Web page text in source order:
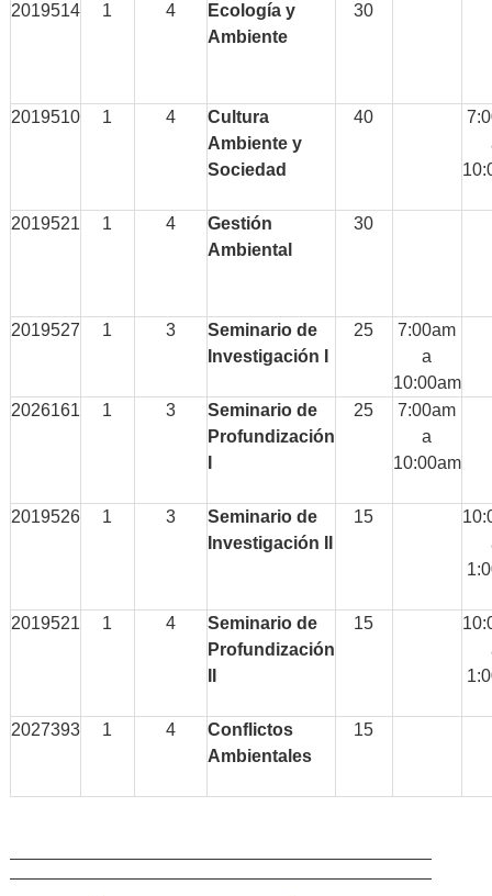
2019514 1 4
Ecología y
Ambiente
30
2019510 1 4
Cultura
Ambiente y
Sociedad
40
2019521 1 4
Gestión
Ambiental
30
2019527 1 3
Seminario de
Investigación I
25
7:00am
a
10:00am
2026161
1 3
Seminario de
Profundización
25
7:00am
a
10:00am
2019526 1 3
Seminario de
Investigación II
15
2019521 1 4
Seminario de
Profundización
15
2027393 1 4
Conflictos
Ambientales
15